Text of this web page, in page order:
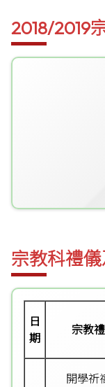
2018/2019
宗教科禮
日
期
宗教
開學祈